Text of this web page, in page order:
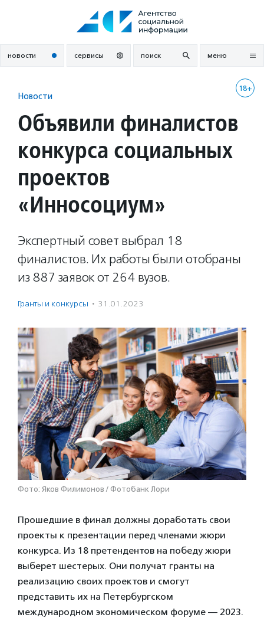
новости сервисы поиск меню
18+
Новости
Объявили финалистов
конкурса социальных
проектов
«Инносоциум»
Экспертный совет выбрал 18
финалистов. Их работы были отобраны
из 887 заявок от 264 вузов.
Гранты и конкурсы · 31.01.2023
Фото: Яков Филимонов / Фотобанк Лори
Прошедшие в финал должны доработать свои
проекты к презентации перед членами жюри
конкурса. Из 18 претендентов на победу жюри
выберет шестерых. Они получат гранты на
реализацию своих проектов и смогут
представить их на Петербургском
международном экономическом форуме — 2023.